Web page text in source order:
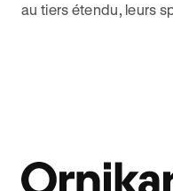
au tiers étendu, leurs